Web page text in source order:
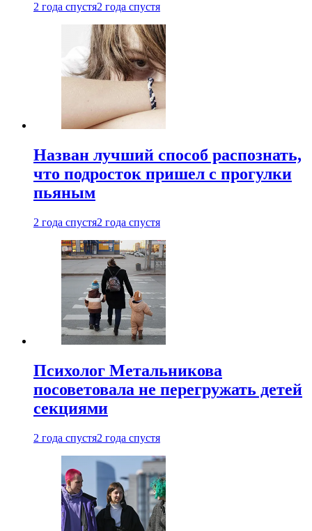
2 года спустя2 года спустя
Назван лучший способ распознать,
что подросток пришел с прогулки
пьяным
2 года спустя2 года спустя
Психолог Метальникова
посоветовала не перегружать детей
секциями
2 года спустя2 года спустя